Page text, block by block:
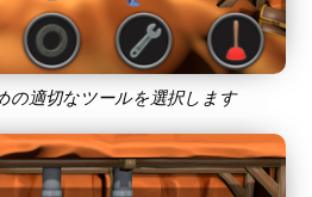
の適切なツールを選択します